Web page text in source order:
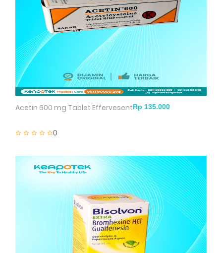
Acetin 600 mg Tablet Effervesent
0